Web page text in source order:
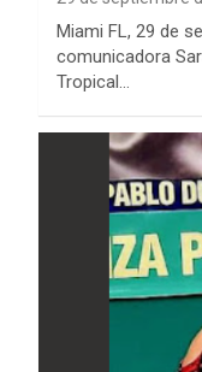
Miami FL, 29 de
comunicadora
Tropical…